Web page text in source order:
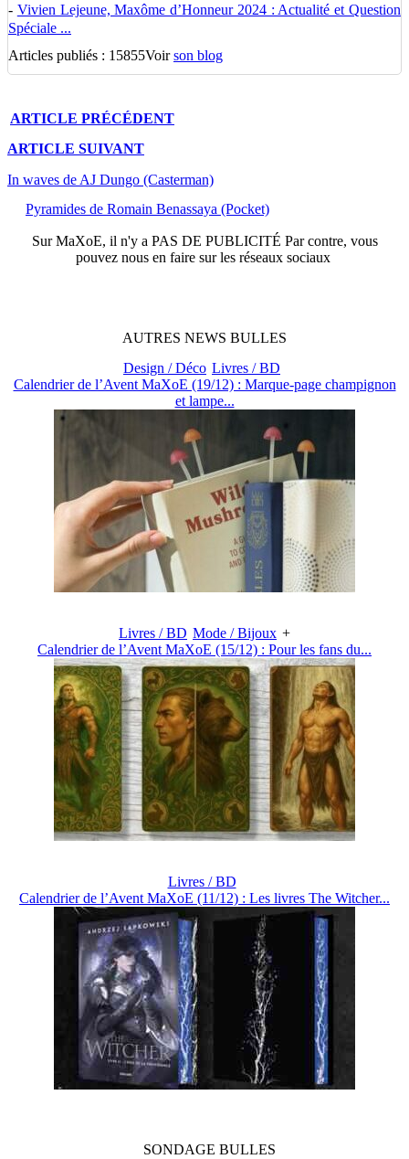
- Vivien Lejeune, Maxôme d’Honneur 2024 : Actualité et Question
Spéciale ...
Articles publiés : 15855Voirson blog
ARTICLE PRÉCÉDENT
ARTICLE SUIVANT
In waves de AJ Dungo (Casterman)
Pyramides de Romain Benassaya (Pocket)
SurMaXoE, il n'y a PAS DE PUBLICITÉ Par contre, vous
pouvez nous en faire sur les réseaux sociaux
AUTRES NEWS BULLES
Design / Déco Livres / BD
Calendrier de l’Avent MaXoE (19/12) : Marque-page champignon
et lampe...
Livres / BD Mode / Bijoux +
Calendrier de l’Avent MaXoE (15/12) : Pour les fans du...
Livres / BD
Calendrier de l’Avent MaXoE (11/12) : Les livres The Witcher...
SONDAGE BULLES